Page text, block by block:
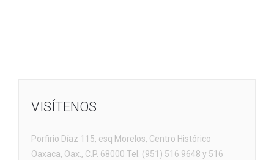
VISÍTENOS
Porfirio Díaz 115, esq Morelos, Centro Histórico
Oaxaca, Oax., C.P. 68000 Tel. (951) 516 9648 y 516